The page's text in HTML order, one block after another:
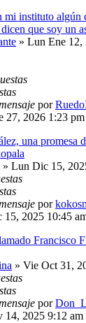
instituto algún
que soy un
» Lun Ene 12,
por
27, 2026 1:23 pm
una promesa
» Lun Dic 15,
por
15, 2025 10:45
Francisco
» Vie Oct 31,
por
14, 2025 9:12 am